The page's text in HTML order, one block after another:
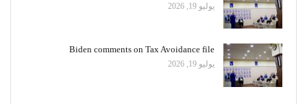
يوليو 19, 2026
Biden comments on Tax Avoidance file
يوليو 19, 2026